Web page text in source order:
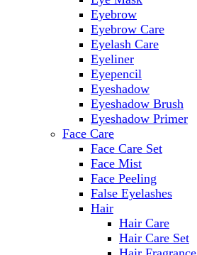
Eyebrow
Eyebrow Care
Eyelash Care
Eyeliner
Eyepencil
Eyeshadow
Eyeshadow Brush
Eyeshadow Primer
Face Care
Face Care Set
Face Mist
Face Peeling
False Eyelashes
Hair
Hair Care
Hair Care Set